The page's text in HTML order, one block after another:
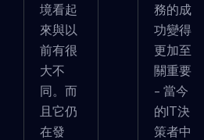
境看起
來與以
前有很
大不
同。而
且它仍
在發
務的成
功變得
更加至
關重要
- 當今
的IT決
策者中